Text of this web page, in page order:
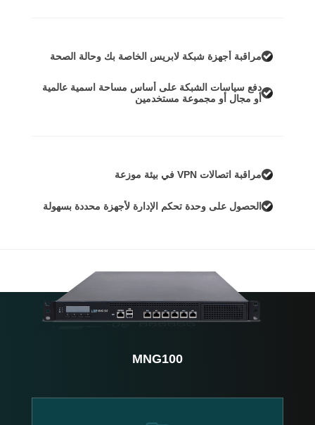
مراقبة أجهزة شبكة لابريس الخاصة بك وحالة الصحة
دفع سياسات الشبكة على أساس مساحة اسمية عالمية
أو مجال أو مجموعة مستخدمين
مراقبة اتصالات VPN في بيئة موزعة
الحصول على وحدة تحكم الإدارة لأجهزة محددة بسهولة
MNG100